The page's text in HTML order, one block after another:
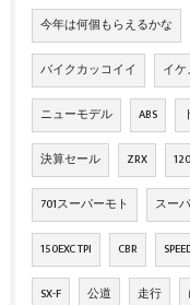
今年は何個もらえるかな
バイクカッコイイ イ
ニューモデル ABS
決算セール ZRX
701スーパーモト スー
150EXC TPI CBR
SX-F 公道 走行